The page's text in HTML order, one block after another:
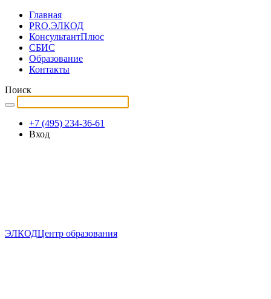
Главная
PRO.ЭЛКОД
КонсультантПлюс
СБИС
Образование
Контакты
Поиск
+7 (495) 234-36-61
Вход
ЭЛКОДЦентр образования